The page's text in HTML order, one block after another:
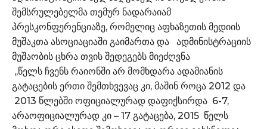
შემსრულებელმა თემურ ნადარაიამ
პრესკონფერენციაზე, რომელიც აფხაზეთის მედიის
მუშაკთა ასოციაციაში გაიმართა და ადმინისტრაციის
მუშაობის ცხრა თვის შედეგებს მიეძღვნა
,,წელს ჩვენს რაიონში არ მომხდარა ადამიანის
გატაცების ერთი შემთხვევაც კი, მაშინ როცა 2012 და
2013 წლებში ოფიციალურად დაფიქსირდა 6-7,
არაოფიციალურად კი – 17 გატაცება, 2015 წელს